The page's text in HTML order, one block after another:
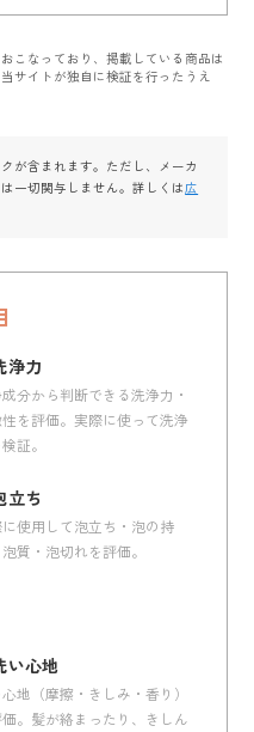
こなっており、掲載している商品は
サイトが独自に検証を行ったうえ
が含まれます。ただし、メーカ
一切関与しません。詳しくは 広
力
分から判断できる洗浄力・
を評価。実際に使って洗浄
証。
ち
使用して泡立ち・泡の持
質・泡切れを評価。
心地
地（摩擦・きしみ・香り）
価。髪が絡まったり、きしん